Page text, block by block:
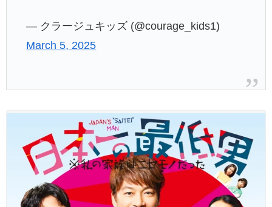
— クラージュキッズ (@courage_kids1)
March 5, 2025